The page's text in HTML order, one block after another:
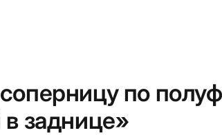
по
заднице»